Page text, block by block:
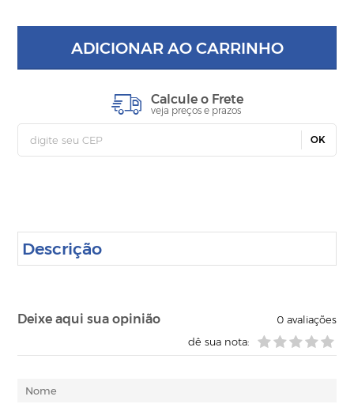
ADICIONAR AO CARRINHO
Calcule o Frete
veja preços e prazos
OK
Descrição
Deixe aqui sua opinião 0avaliações
dê sua nota: